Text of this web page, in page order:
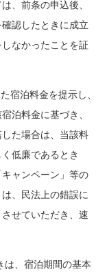
、前条の申込後、
認したときに成立
なかったことを証
宿泊料金を提示し、
泊料金に基づき、
た場合は、当該料
低廉であるとき
ャンペーン」等の
、民法上の錯誤に
せていただき、速
は、宿泊期間の基本